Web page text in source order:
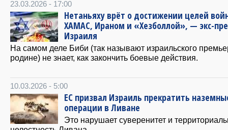
23.03.2026 - 17:00
Нетаньяху врёт о достижении целей
ХАМАС, Ираном и «Хезболлой», — экс-
Израиля
На самом деле Биби (так называют израильского
родине) не знает, как закончить боевые действия.
10.03.2026 - 5:00
ЕС призвал Израиль прекратить
операции в Ливане
Это нарушает суверенитет и